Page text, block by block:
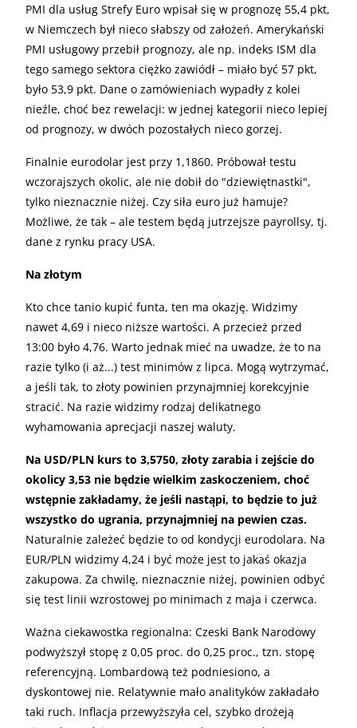
PMI dla usług Strefy Euro wpisał się w prognozę 55,4 pkt,
w Niemczech był nieco słabszy od założeń. Amerykański
PMI usługowy przebił prognozy, ale np. indeks ISM dla
tego samego sektora ciężko zawiódł – miało być 57 pkt,
było 53,9 pkt. Dane o zamówieniach wypadły z kolei
nieźle, choć bez rewelacji: w jednej kategorii nieco lepiej
od prognozy, w dwóch pozostałych nieco gorzej.
Finalnie eurodolar jest przy 1,1860. Próbował testu
wczorajszych okolic, ale nie dobił do "dziewiętnastki",
tylko nieznacznie niżej. Czy siła euro już hamuje?
Możliwe, że tak – ale testem będą jutrzejsze payrollsy, tj.
dane z rynku pracy USA.
Na złotym
Kto chce tanio kupić funta, ten ma okazję. Widzimy
nawet 4,69 i nieco niższe wartości. A przecież przed
13:00 było 4,76. Warto jednak mieć na uwadze, że to na
razie tylko (i aż...) test minimów z lipca. Mogą wytrzymać,
a jeśli tak, to złoty powinien przynajmniej korekcyjnie
stracić. Na razie widzimy rodzaj delikatnego
wyhamowania aprecjacji naszej waluty.
Na USD/PLN kurs to 3,5750, złoty zarabia i zejście do
okolicy 3,53 nie będzie wielkim zaskoczeniem, choć
wstępnie zakładamy, że jeśli nastąpi, to będzie to już
wszystko do ugrania, przynajmniej na pewien czas.
Naturalnie zależeć będzie to od kondycji eurodolara. Na
EUR/PLN widzimy 4,24 i być może jest to jakaś okazja
zakupowa. Za chwilę, nieznacznie niżej, powinien odbyć
się test linii wzrostowej po minimach z maja i czerwca.
Ważna ciekawostka regionalna: Czeski Bank Narodowy
podwyższył stopę z 0,05 proc. do 0,25 proc., tzn. stopę
referencyjną. Lombardową też podniesiono, a
dyskontowej nie. Relatywnie mało analityków zakładało
taki ruch. Inflacja przewyższyła cel, szybko drożeją